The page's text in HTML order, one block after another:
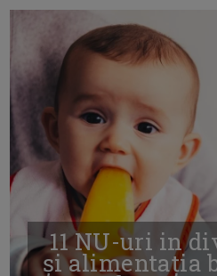
11 NU-uri in
și alimentația